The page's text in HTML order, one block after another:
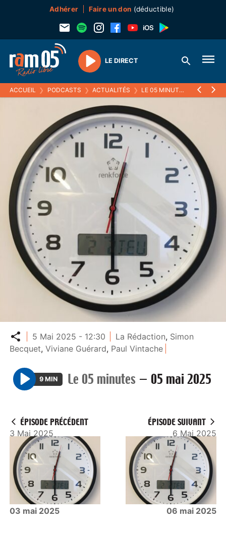
Adhérer Faire un don (déductible)
Play
LE DIRECT
ACCUEIL ❯ PODCASTS ❯ ACTUALITÉS ❯ LE 05 MINUTES 05 MAI
Partager
5 Mai 2025 - 12:30 La Rédaction, Simon
Becquet,Viviane Guérard, Paul Vintache
P
y
9 MIN Le 05 minutes — 05 mai 2025
ÉPISODE PRÉCÉDENT
3 Mai 2025
03 mai 2025
ÉPISODE SUIVANT
6 Mai 2025
06 mai 2025